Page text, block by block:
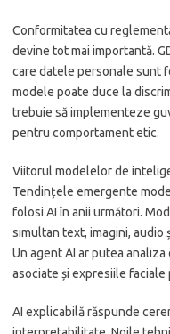
Conformitatea cu
devine tot mai importantă.
care datele personale sunt
modele poate duce la
trebuie să implementeze
pentru comportament etic.
Viitorul modelelor de
Tendințele emergente
folosi AI în anii următori.
simultan text, imagini, audio
Un agent AI ar putea
asociate și expresiile
AI explicabilă răspunde